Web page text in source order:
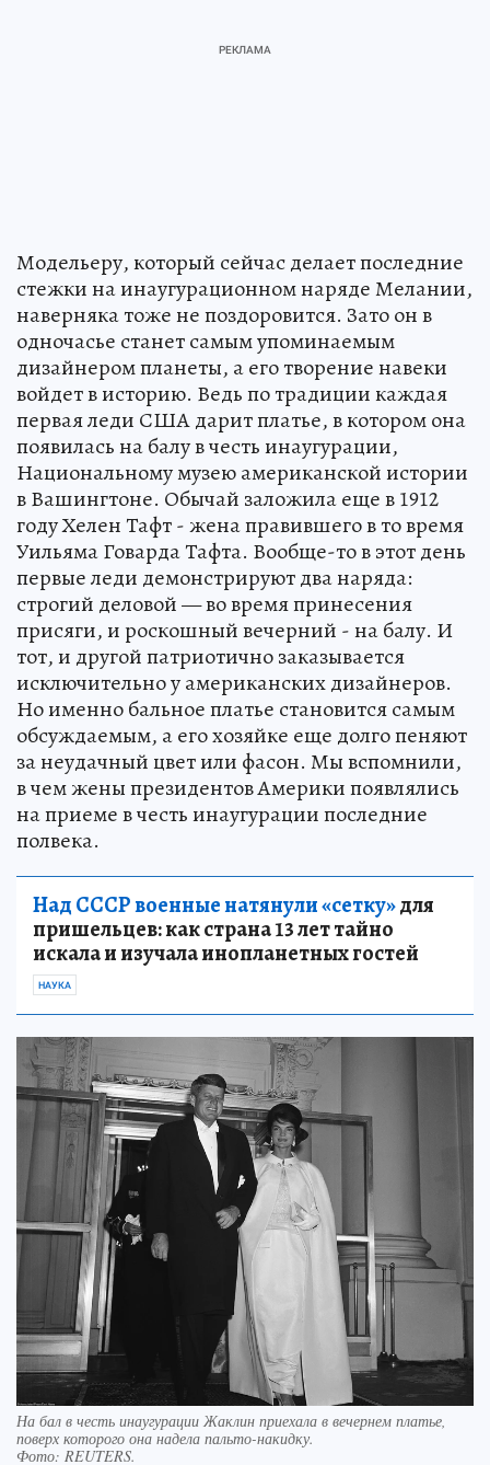
Модельеру, который сейчас делает последние
стежки на инаугурационном наряде Мелании,
наверняка тоже не поздоровится. Зато он в
одночасье станет самым упоминаемым
дизайнером планеты, а его творение навеки
войдет в историю. Ведь по традиции каждая
первая леди США дарит платье, в котором она
появилась на балу в честь инаугурации,
Национальному музею американской истории
в Вашингтоне. Обычай заложила еще в 1912
году Хелен Тафт - жена правившего в то время
Уильяма Говарда Тафта. Вообще-то в этот день
первые леди демонстрируют два наряда:
строгий деловой — во время принесения
присяги, и роскошный вечерний - на балу. И
тот, и другой патриотично заказывается
исключительно у американских дизайнеров.
Но именно бальное платье становится самым
обсуждаемым, а его хозяйке еще долго пеняют
за неудачный цвет или фасон. Мы вспомнили,
в чем жены президентов Америки появлялись
на приеме в честь инаугурации последние
полвека.
Над СССР военные натянули «сетку»для
пришельцев: как страна 13 лет тайно
искала и изучала инопланетных гостей
НАУКА
На бал в честь инаугурации Жаклин приехала в вечернем платье,
поверх которого она надела пальто-накидку.
Фото: REUTERS.